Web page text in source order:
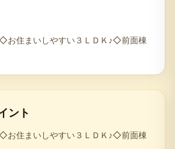
お住まいしやすい３ＬＤＫ♪◇前面棟
ント
お住まいしやすい３ＬＤＫ♪◇前面棟